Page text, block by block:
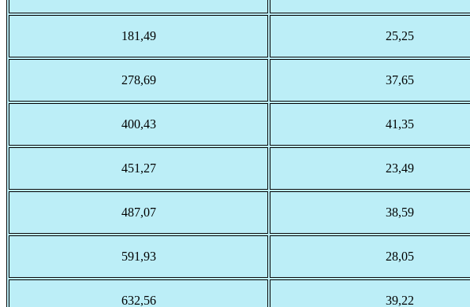
181,49 25,25
278,69 37,65
400,43 41,35
451,27 23,49
487,07 38,59
591,93 28,05
632,56 39,22